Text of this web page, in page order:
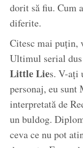
dorit să fiu. Cum
diferite.
Citesc mai puțin,
Ultimul serial dus
Little Lies. V-ați
personaj, eu sunt
interpretată de
un buldog.
ceva ce nu pot